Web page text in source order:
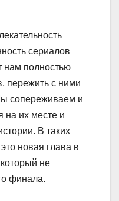
сериалов
нам полностью
пережить с ними
сопереживаем и
на их месте и
В таких
новая глава в
не
финала.